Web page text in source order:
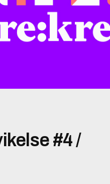
#4 /